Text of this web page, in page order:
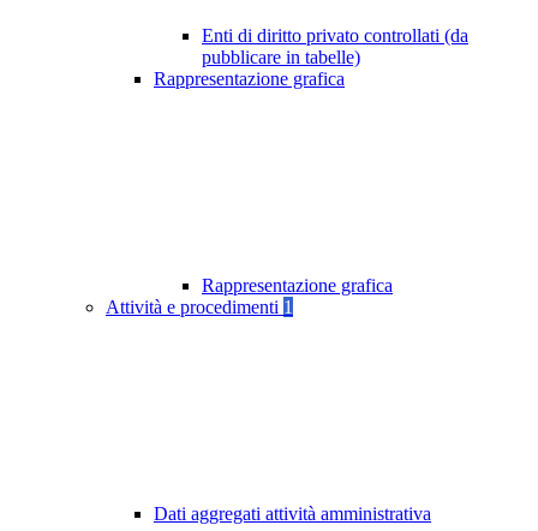
Enti di diritto privato controllati (da
pubblicare in tabelle)
Rappresentazione grafica
Rappresentazione grafica
Attività e procedimenti 1
Dati aggregati attività amministrativa